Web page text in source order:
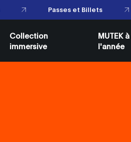
Passes et Billets
Collection
immersive
MUTEK à
l'année